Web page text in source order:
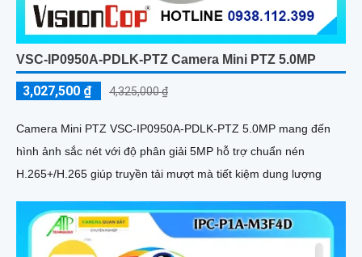
VSC-IP0950A-PDLK-PTZ Camera Mini PTZ 5.0MP
3,027,500 ₫ 4,325,000 ₫
Camera Mini PTZ VSC-IP0950A-PDLK-PTZ 5.0MP mang đến
hình ảnh sắc nét với độ phân giải 5MP hỗ trợ chuẩn nén
H.265+/H.265 giúp truyền tải mượt mà tiết kiệm dung lượng